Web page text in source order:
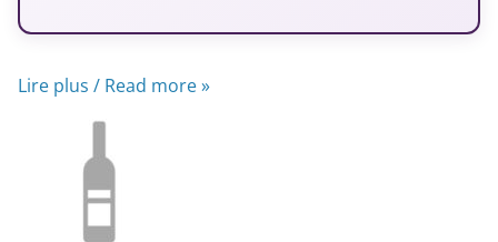
Lire plus / Read more »